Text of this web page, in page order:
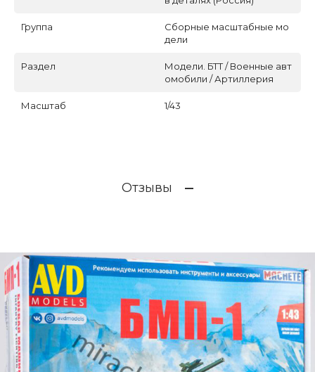
Группа
Сборные масштабные мо
дели
Раздел
Модели. БТТ / Военные авт
омобили / Артиллерия
Масштаб 1/43
Отзывы